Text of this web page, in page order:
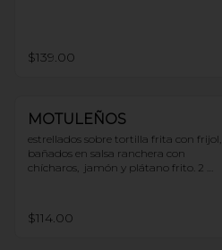
$139.00
MOTULEÑOS
estrellados sobre tortilla frita con frijol,
bañados en salsa ranchera con
chícharos,  jamón y plátano frito. 2
$114.00